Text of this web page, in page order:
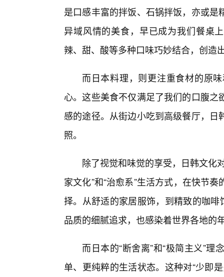
是口感丰富的拌饭、石锅拌饭，亦或
异域风情的美食，早已成为我们餐桌
辣、甜、酸等多种口味巧妙结合，创造
而日本料理，则更注重食材的原
心。这些美食不仅满足了我们的口腹
感的途径。从街边小吃到高级餐厅，
照。
除了视觉和味觉的享受，日韩文化
家文化”和“治愈系”生活方式，在快节
择。从舒适的家居服饰，到精致的咖
品质的细腻追求，也感染着世界各地的
而日本的“断舍离”和“极简主义”
单、更纯粹的生活状态。这种对“少即